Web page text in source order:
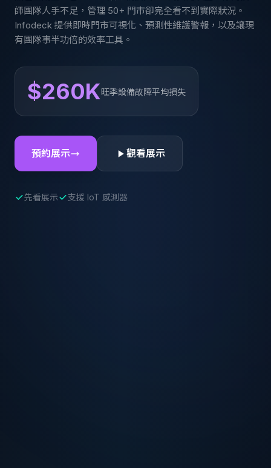
師團隊人手不足，管理 50+ 門市卻完全看不到實際狀況。
Infodeck 提供即時門市可視化、預測性維護警報，以及讓現
有團隊事半功倍的效率工具。
$260K旺季設備故障平均損失
預約展示 觀看展示
先看展示 支援 IoT 感測器